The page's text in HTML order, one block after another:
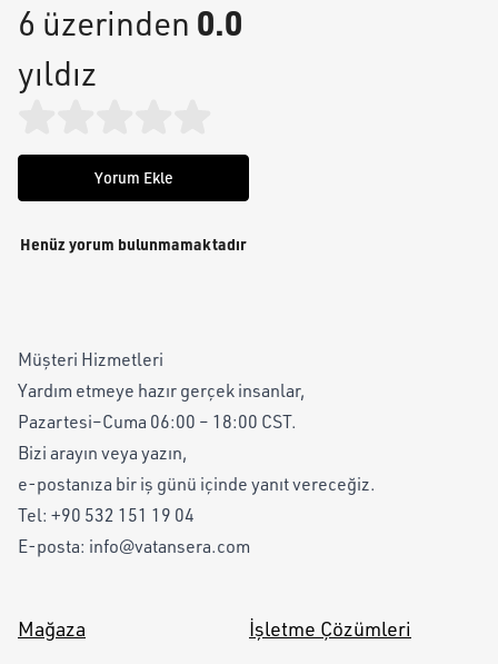
6 üzerinden 0.0
yıldız
Yorum Ekle
Henüz yorum bulunmamaktadır
Müşteri Hizmetleri
Yardım etmeye hazır gerçek insanlar,
Pazartesi–Cuma 06:00 – 18:00 CST.
Bizi arayın veya yazın,
e-postanıza bir iş günü içinde yanıt vereceğiz.
Tel: +90 532 151 19 04
E-posta: info@vatansera.com
Mağaza İşletme Çözümleri